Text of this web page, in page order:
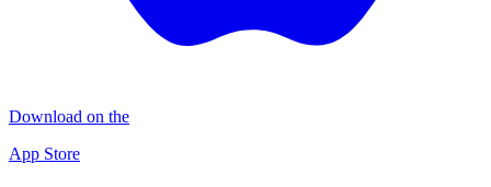
Download on the
App Store